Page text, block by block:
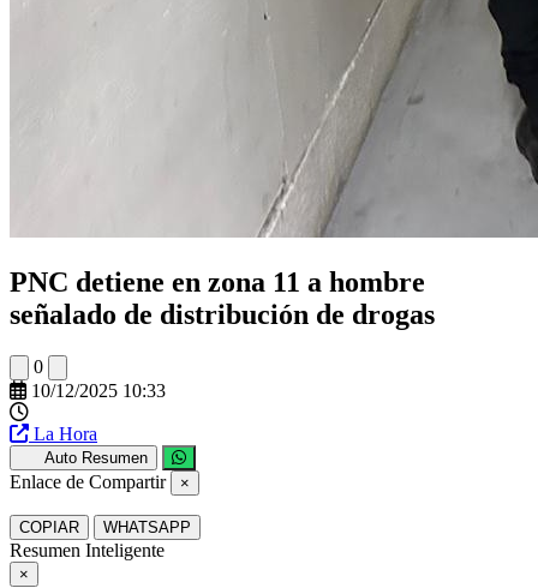
PNC detiene en zona 11 a hombre
señalado de distribución de drogas
0
10/12/2025 10:33
La Hora
Auto Resumen
Enlace de Compartir ×
COPIAR WHATSAPP
Resumen Inteligente
×